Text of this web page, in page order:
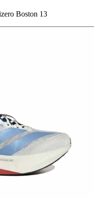
Boston 13